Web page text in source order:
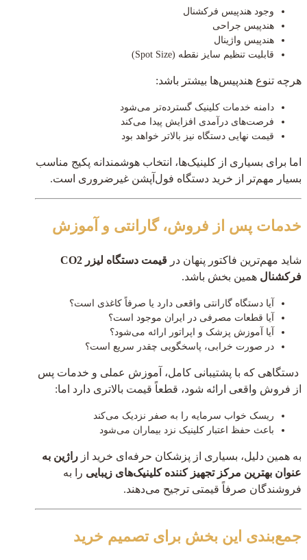
وجود هندپیس فرکشنال
هندپیس جراحی
هندپیس واژینال
قابلیت تنظیم سایز نقطه (Spot Size)
هرچه تنوع هندپیس‌ها بیشتر باشد:
دامنه خدمات کلینیک گسترده‌تر می‌شود
فرصت‌های درآمدی افزایش پیدا می‌کند
قیمت نهایی دستگاه نیز بالاتر خواهد بود
اما برای بسیاری از کلینیک‌ها، انتخاب هوشمندانه پکیج مناسب
بسیار مهم‌تر از خرید دستگاه فول‌آپشن غیرضروری است.
خدمات پس از فروش، گارانتی و آموزش
شاید مهم‌ترین فاکتور پنهان در
قیمت دستگاه لیزر CO2
فرکشنال همین بخش باشد.
آیا دستگاه گارانتی واقعی دارد یا صرفاً کاغذی است؟
آیا قطعات مصرفی در ایران موجود است؟
آیا آموزش پزشک و اپراتور ارائه می‌شود؟
در صورت خرابی، پاسخگویی چقدر سریع است؟
دستگاهی که با پشتیبانی کامل، آموزش عملی و خدمات پس
از فروش واقعی ارائه شود، قطعاً قیمت بالاتری دارد اما:
ریسک خواب سرمایه را به صفر نزدیک می‌کند
باعث حفظ اعتبار کلینیک نزد بیماران می‌شود
به همین دلیل، بسیاری از پزشکان حرفه‌ای خرید از راژین به
عنوان بهترین مرکز تجهیز کننده کلینیک‌های زیبایی را به
فروشندگان صرفاً قیمتی ترجیح می‌دهند.
جمع‌بندی این بخش برای تصمیم خرید